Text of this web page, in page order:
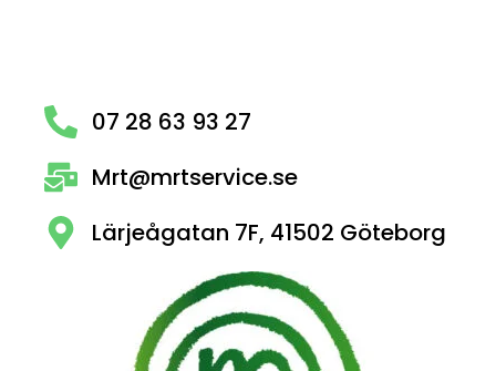
07 28 63 93 27
Mrt@mrtservice.se
Lärjeågatan 7F, 41502 Göteborg